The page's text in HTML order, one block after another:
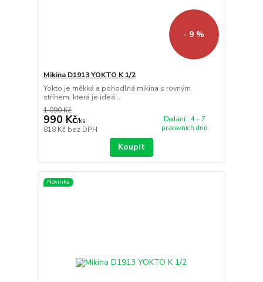
- 9 %
Mikina D1913 YOKTO K 1/2
Yokto je měkká a pohodlná mikina s rovným
střihem, která je ideá...
1 090 Kč
990 Kč/ks
818 Kč bez DPH
Dodání : 4 - 7
pracovních dnů
Koupit
Novinka